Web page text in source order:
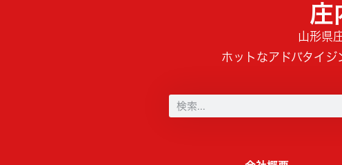
庄
山形県
ホットなアドバタイジ